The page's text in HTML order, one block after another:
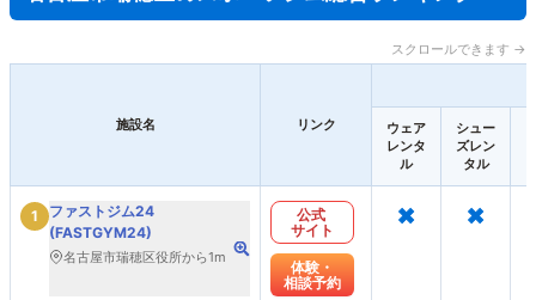
スクロールできます →
施設名 リンク
ウェア
レンタ
ル
シュー
ズレン
タル
1
ファストジム24
(FASTGYM24)
名古屋市瑞穂区役所から1m
公式
サイト
体験・
相談予約
× ×